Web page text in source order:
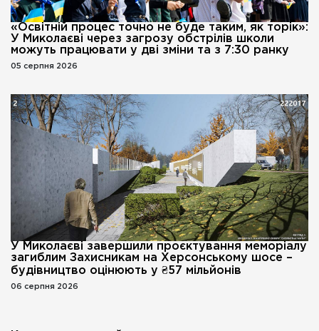
«Освітній процес точно не буде таким, як торік»:
У Миколаєві через загрозу обстрілів школи
можуть працювати у дві зміни та з 7:30 ранку
05 серпня 2026
У Миколаєві завершили проєктування меморіалу
загиблим Захисникам на Херсонському шосе –
будівництво оцінюють у ₴57 мільйонів
06 серпня 2026